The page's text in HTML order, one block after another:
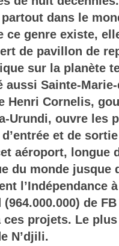
dans le
genre existe,
de pavillon de
sur la planète
aussi Sainte-
Henri Cornelis,
Urundi, ouvre les
et de
aéroport, longue
du monde jusque
l’Indépendance
de
projets. Le
N’djili.